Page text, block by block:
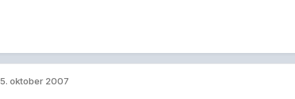
5. oktober 2007